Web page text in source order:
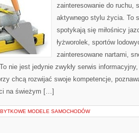
zainteresowanie do ruchu,
aktywnego stylu życia. To
spotykają się miłośnicy
łyżworolek, sportów
zainteresowane nartami,
nie jest jedynie zwykły serwis
chcą rozwijać swoje kompetencje,
na świeżym […]
MODELE SAMOCHODÓW